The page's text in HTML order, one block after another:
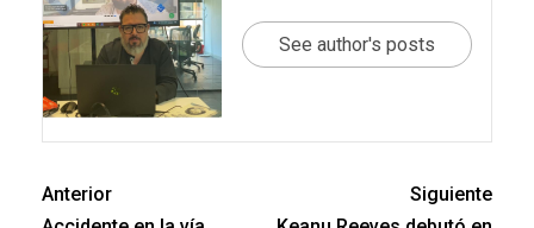
See author's posts
Anterior
Siguiente